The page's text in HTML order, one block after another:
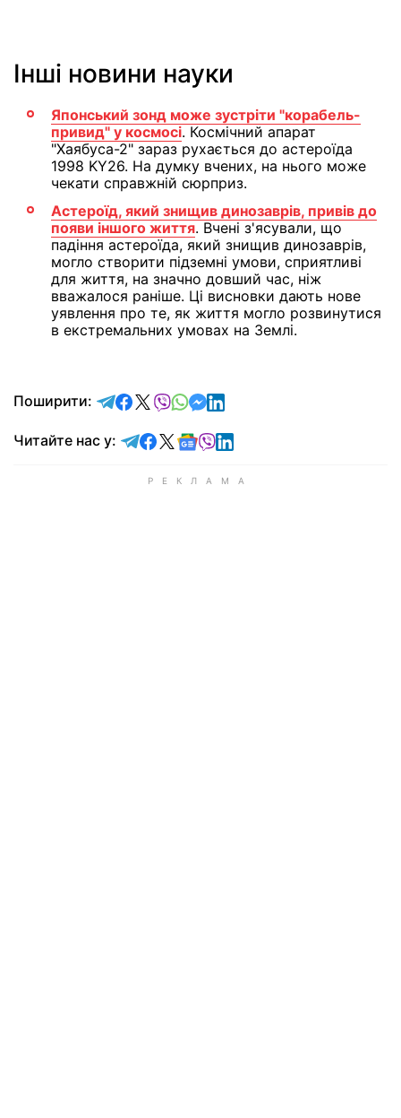
Інші новини науки
Японський зонд може зустріти "корабель-
привид" у космосі. Космічний апарат
"Хаябуса-2" зараз рухається до астероїда
1998 KY26. На думку вчених, на нього може
чекати справжній сюрприз.
Астероїд, який знищив динозаврів, привів до
появи іншого життя. Вчені з'ясували, що
падіння астероїда, який знищив динозаврів,
могло створити підземні умови, сприятливі
для життя, на значно довший час, ніж
вважалося раніше. Ці висновки дають нове
уявлення про те, як життя могло розвинутися
в екстремальних умовах на Землі.
Поширити: відправити у Telegram
поділитись у Facebook
поділитись у X
відправити у Viber
відправити у Whatsapp
відправити у Messenger
відправити у LinkedIn
Читайте нас у: Читайте у Telegram
Читайте у Facebook
Читайте у X
Читайте у Google news
Читайте у Viber
Читайте у LinkedIn